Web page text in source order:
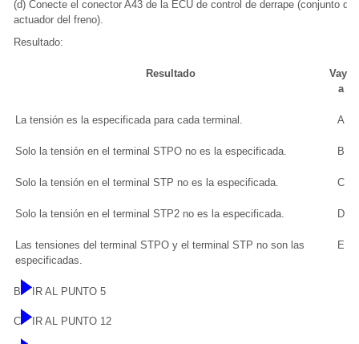
(d) Conecte el conector A43 de la ECU de control de derrape (conjunto del
actuador del freno).
Resultado:
Resultado
Vaya
a
La tensión es la especificada para cada terminal. A
Solo la tensión en el terminal STPO no es la especificada. B
Solo la tensión en el terminal STP no es la especificada. C
Solo la tensión en el terminal STP2 no es la especificada. D
Las tensiones del terminal STPO y el terminal STP no son las
especificadas.
E
B IR AL PUNTO 5
C IR AL PUNTO 12